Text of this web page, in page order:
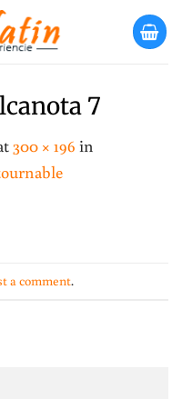
7
300 × 196 in
a comment.